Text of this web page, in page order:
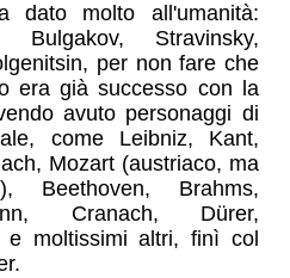
dato molto all'umanità:
Bulgakov, Stravinsky,
per non fare che
era già successo con la
avuto personaggi di
come Leibniz, Kant,
Mozart (austriaco, ma
Beethoven, Brahms,
Cranach, Dürer,
e moltissimi altri, finì col